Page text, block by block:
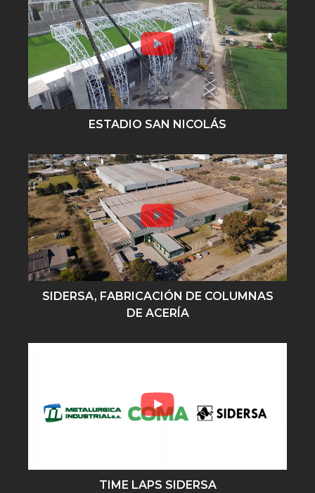
ESTADIO SAN NICOLÁS
SIDERSA, FABRICACIÓN DE COLUMNAS
DE ACERÍA
TIME LAPS SIDERSA